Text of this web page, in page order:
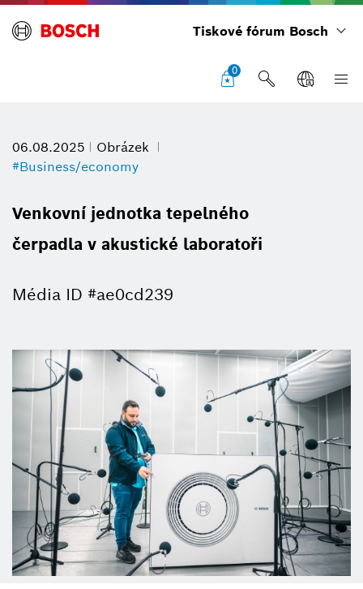
Tiskové fórum Bosch
0
06.08.2025
Obrázek
#Business/economy
Venkovní jednotka tepelného
čerpadla v akustické laboratoři
Média ID #ae0cd239